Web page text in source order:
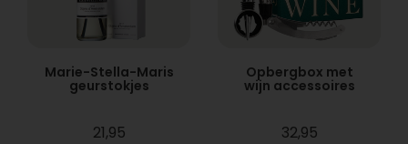
Marie-Stella-Maris
geurstokjes
21,95
Opbergbox met
wijn accessoires
32,95